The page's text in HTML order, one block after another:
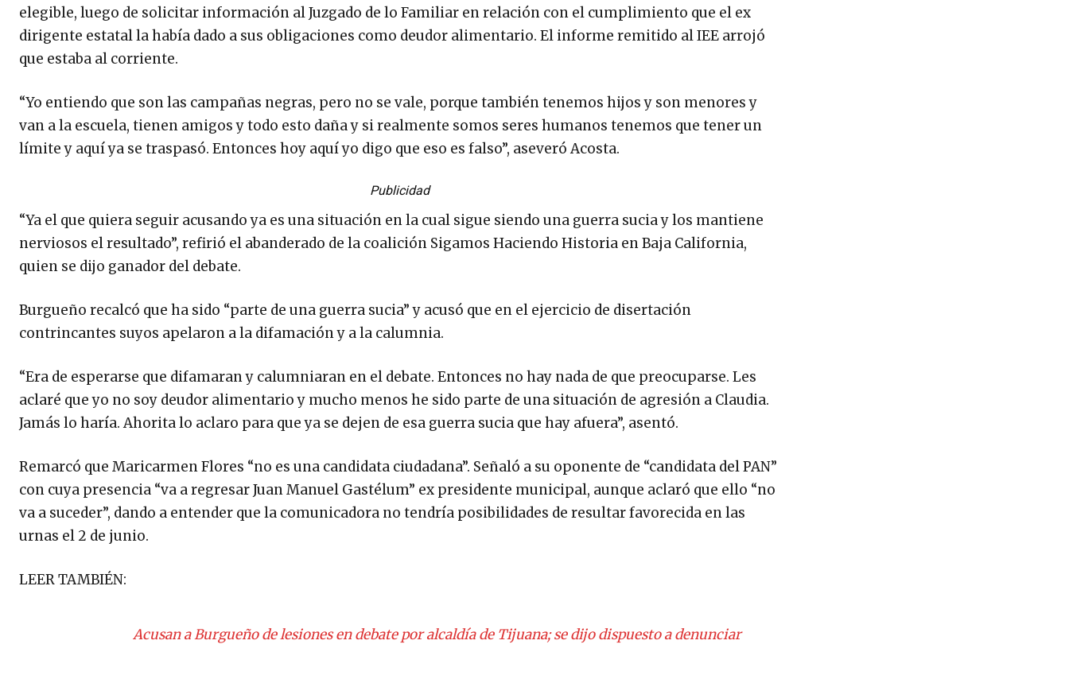
elegible, luego de solicitar información al Juzgado de lo Familiar en relación con el cumplimiento que el ex
dirigente estatal la había dado a sus obligaciones como deudor alimentario. El informe remitido al IEE arrojó
que estaba al corriente.
“Yo entiendo que son las campañas negras, pero no se vale, porque también tenemos hijos y son menores y
van a la escuela, tienen amigos y todo esto daña y si realmente somos seres humanos tenemos que tener un
límite y aquí ya se traspasó. Entonces hoy aquí yo digo que eso es falso”, aseveró Acosta.
Publicidad
“Ya el que quiera seguir acusando ya es una situación en la cual sigue siendo una guerra sucia y los mantiene
nerviosos el resultado”, refirió el abanderado de la coalición Sigamos Haciendo Historia en Baja California,
quien se dijo ganador del debate.
Burgueño recalcó que ha sido “parte de una guerra sucia” y acusó que en el ejercicio de disertación
contrincantes suyos apelaron a la difamación y a la calumnia.
“Era de esperarse que difamaran y calumniaran en el debate. Entonces no hay nada de que preocuparse. Les
aclaré que yo no soy deudor alimentario y mucho menos he sido parte de una situación de agresión a Claudia.
Jamás lo haría. Ahorita lo aclaro para que ya se dejen de esa guerra sucia que hay afuera”, asentó.
Remarcó que Maricarmen Flores “no es una candidata ciudadana”. Señaló a su oponente de “candidata del PAN”
con cuya presencia “va a regresar Juan Manuel Gastélum” ex presidente municipal, aunque aclaró que ello “no
va a suceder”, dando a entender que la comunicadora no tendría posibilidades de resultar favorecida en las
urnas el 2 de junio.
LEER TAMBIÉN:
Acusan a Burgueño de lesiones en debate por alcaldía de Tijuana; se dijo dispuesto a denunciar